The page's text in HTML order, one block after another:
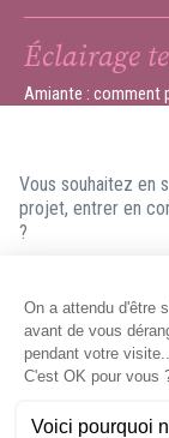
Éclairage
Amiante : comment
Vous souhaitez en
projet, entrer en
?
répondre dans les